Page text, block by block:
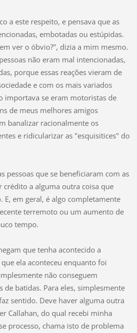
a este respeito, e pensava que as
embotadas ou estúpidas.
ver o óbvio?", dizia a mim mesmo.
não eram mal intencionadas,
porque essas reações vieram de
e com os mais variados
importava se eram motoristas de
de meus melhores amigos
banalizar racionalmente os
e ridicularizar as "esquisitices" do
pessoas que se beneficiaram com as
crédito a alguma outra coisa que
E, em geral, é algo completamente
terremoto ou um aumento de
tempo.
que tenha acontecido a
ela aconteceu enquanto foi
não conseguem
de batidas. Para eles, simplesmente
sentido. Deve haver alguma outra
Callahan, do qual recebi minha
processo, chama isto de problema